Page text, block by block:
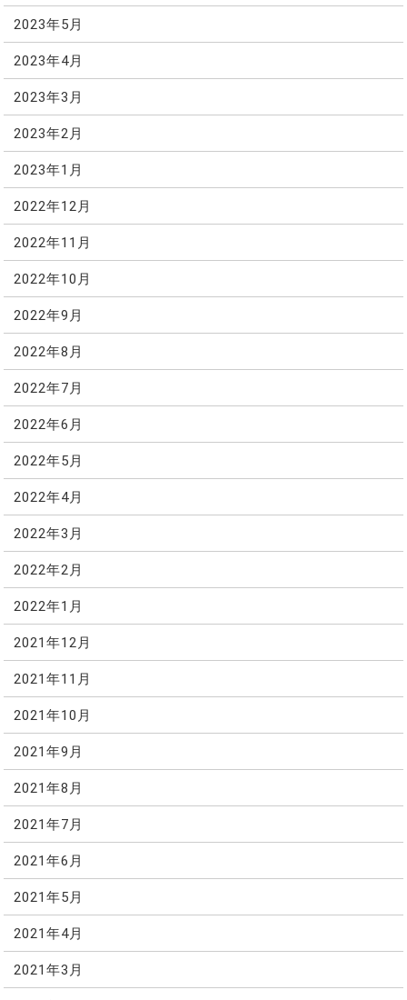
2023年5月
2023年4月
2023年3月
2023年2月
2023年1月
2022年12月
2022年11月
2022年10月
2022年9月
2022年8月
2022年7月
2022年6月
2022年5月
2022年4月
2022年3月
2022年2月
2022年1月
2021年12月
2021年11月
2021年10月
2021年9月
2021年8月
2021年7月
2021年6月
2021年5月
2021年4月
2021年3月